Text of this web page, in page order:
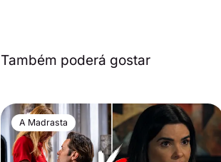
Também poderá gostar
A Madrasta